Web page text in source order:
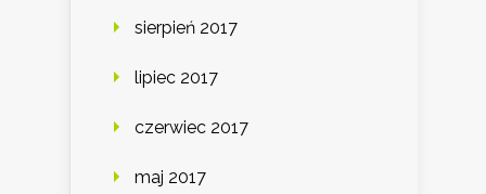
sierpień 2017
lipiec 2017
czerwiec 2017
maj 2017